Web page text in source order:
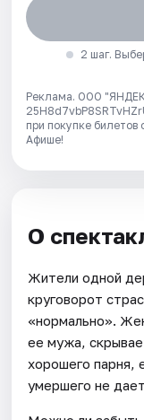
2 шаг.
Реклама. ООО
при покупке
Афише!
О
Жители одной
круговорот
«нормально».
ее мужа,
хорошего
умершего не